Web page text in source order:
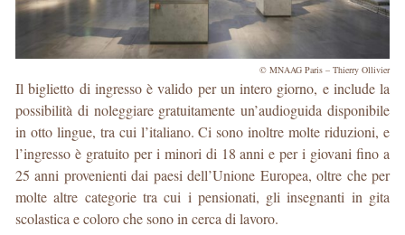
© MNAAG Paris – Thierry Ollivier
Il biglietto di ingresso è valido per un intero giorno, e include la
possibilità di noleggiare gratuitamente un’audioguida disponibile
in otto lingue, tra cui l’italiano. Ci sono inoltre molte riduzioni, e
l’ingresso è gratuito per i minori di 18 anni e per i giovani fino a
25 anni provenienti dai paesi dell’Unione Europea, oltre che per
molte altre categorie tra cui i pensionati, gli insegnanti in gita
scolastica e coloro che sono in cerca di lavoro.